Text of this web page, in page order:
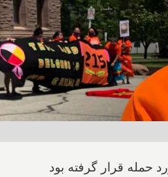
حمله قرار گرفته بود